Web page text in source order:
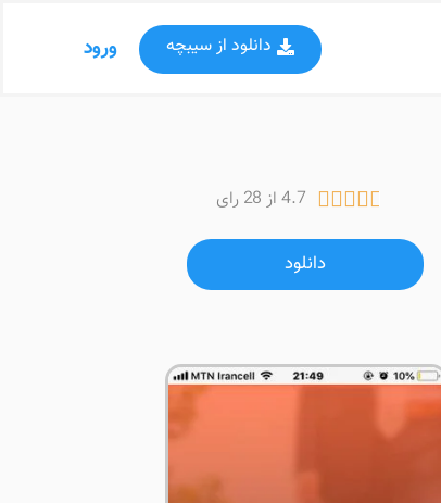
ورود دانلود از سیبچه
4.7 از 28 رای 
دانلود